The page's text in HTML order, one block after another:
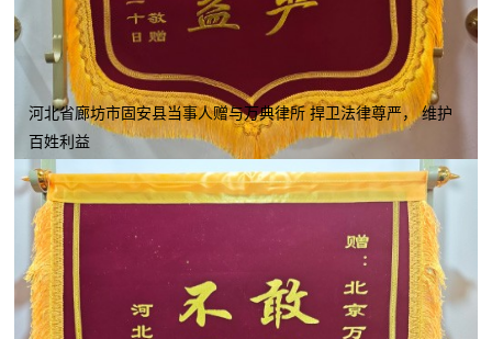
河北省廊坊市固安县当事人赠与万典律所 捍卫法律尊严， 维护
百姓利益